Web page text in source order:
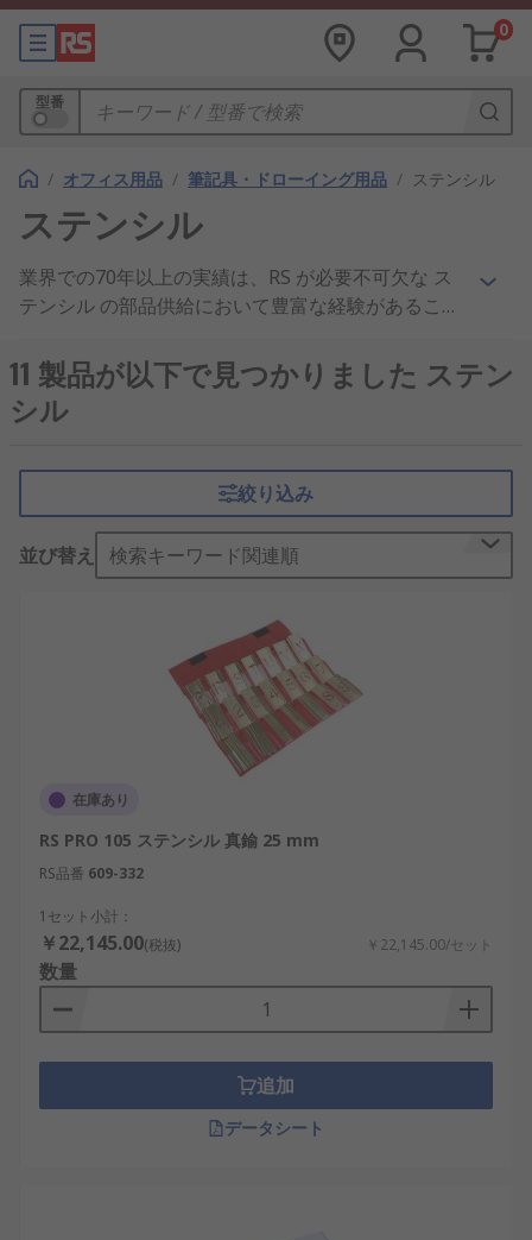
0
型番
/ オフィス用品 / 筆記具・ドローイング用品 / ステンシル
ステンシル
業界での70年以上の実績は、RS が必要不可欠な ス
テンシル の部品供給において豊富な経験があること
ため、160以上の国のお客様に ステンシル および
筆記用品/マーカー 製品を出荷、 大工作業用ペンシ
ル または 透明性マーカー において、製品品質と優
おります。 AT Brown 製品を追跡する必要がありま
すか？ RS 製造のアイテムの大量注文を受けてくれ
るところが見つかりませんか？ ステンシル の部
品、スペア部品、 付属品で、即日出荷の145,000以
ラインでアクセス可能です。当社でオンライン購入
されると、ウェブサイトはステップごとに支援しガ
イドするようデザインされていることがお分かりに
なるでしょう。 ステンシル 以外にも、IT、テス
ト、安全機器 からさらに別の製品を注文できます。
IT、テスト、安全機器 製品の RS には、 オフィス用
品 および オフィス用品 が含まれており、迅速で効
は、ステンシル の在庫のアイテムを、翌日8,000円
以上無料で出荷致します。ステンシル 製品は最高品
質と安全性の基準を満たしています。オンラインで
の購入前に100パーセント安心して頂けるようにし
ております3万円以上大量に購入される場合、お客
様の予算に合わせた価格を柔軟に設定させて頂きま
11 製品が以下で見つかりました ステン
シル
絞り込み
並び替え 検索キーワード関連順
在庫あり
RS PRO 105 ステンシル 真鍮 25 mm
RS品番 609-332
1セット小計：
￥22,145.00(税抜) ￥22,145.00/セット
数量
追加
データシート